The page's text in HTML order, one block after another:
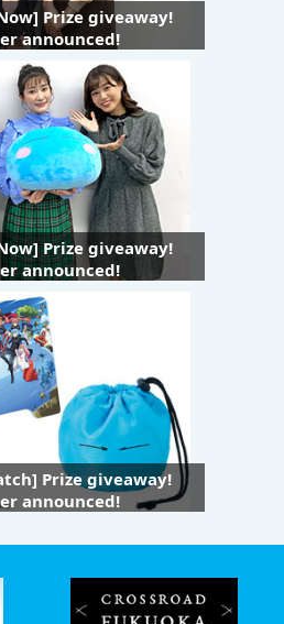
Prize giveaway!
announced!
Prize giveaway!
announced!
Prize giveaway!
announced!